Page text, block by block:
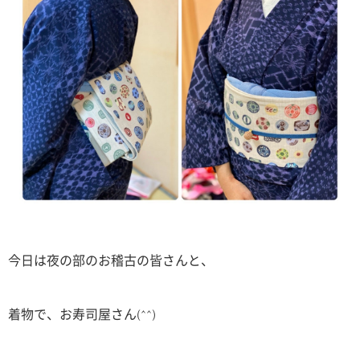
今日は夜の部のお稽古の皆さんと、
着物で、お寿司屋さん(^^)